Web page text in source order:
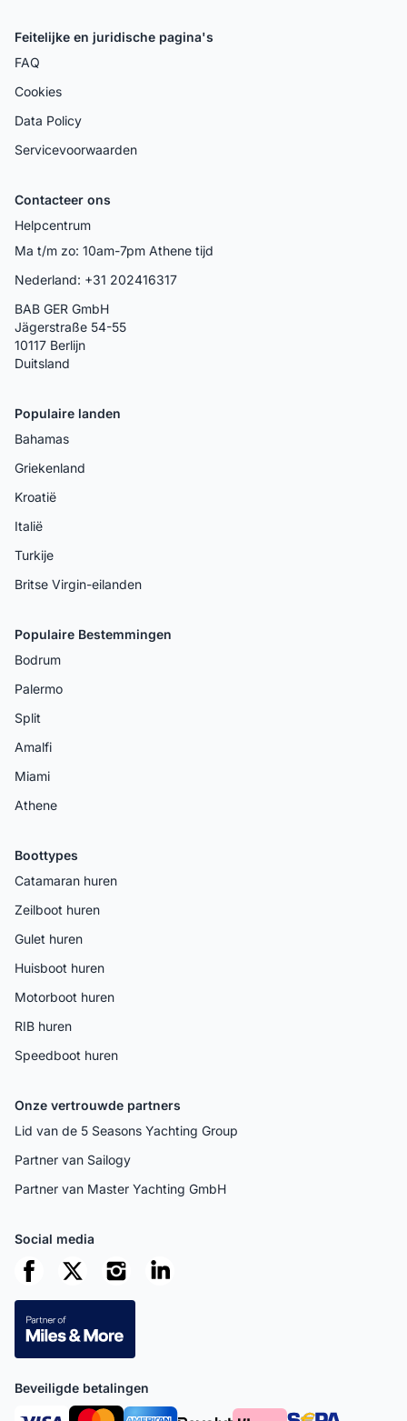
Feitelijke en juridische pagina's
FAQ
Cookies
Data Policy
Servicevoorwaarden
Contacteer ons
Helpcentrum
Ma t/m zo: 10am-7pm Athene tijd
Nederland: +31 202416317
BAB GER GmbH
Jägerstraße 54-55
10117 Berlijn
Duitsland
Populaire landen
Bahamas
Griekenland
Kroatië
Italië
Turkije
Britse Virgin-eilanden
Populaire Bestemmingen
Bodrum
Palermo
Split
Amalfi
Miami
Athene
Boottypes
Catamaran huren
Zeilboot huren
Gulet huren
Huisboot huren
Motorboot huren
RIB huren
Speedboot huren
Onze vertrouwde partners
Lid van de 5 Seasons Yachting Group
Partner van Sailogy
Partner van Master Yachting GmbH
Social media
Beveiligde betalingen